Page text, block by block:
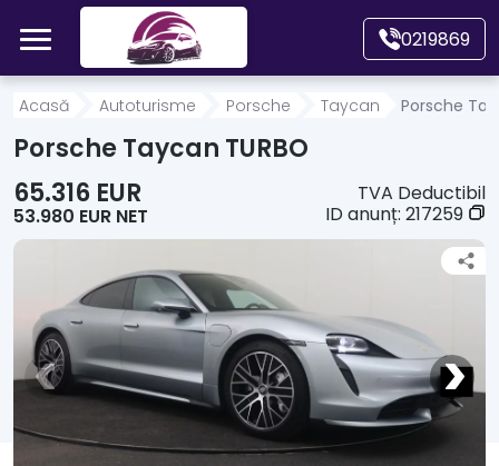
Mergi direct la conținutul principal
0219869
Acasă
Autoturisme
Motociclete
Autoutilitare
Alte tipuri vehicule
Despre Noi
Acasă Autoturisme Porsche Taycan Porsche
Porsche Taycan TURBO
65.316 EUR
53.980 EUR NET
TVA Deductibil
ID anunț: 217259